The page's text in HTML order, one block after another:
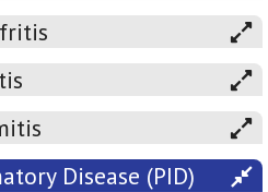
Disease (PID)